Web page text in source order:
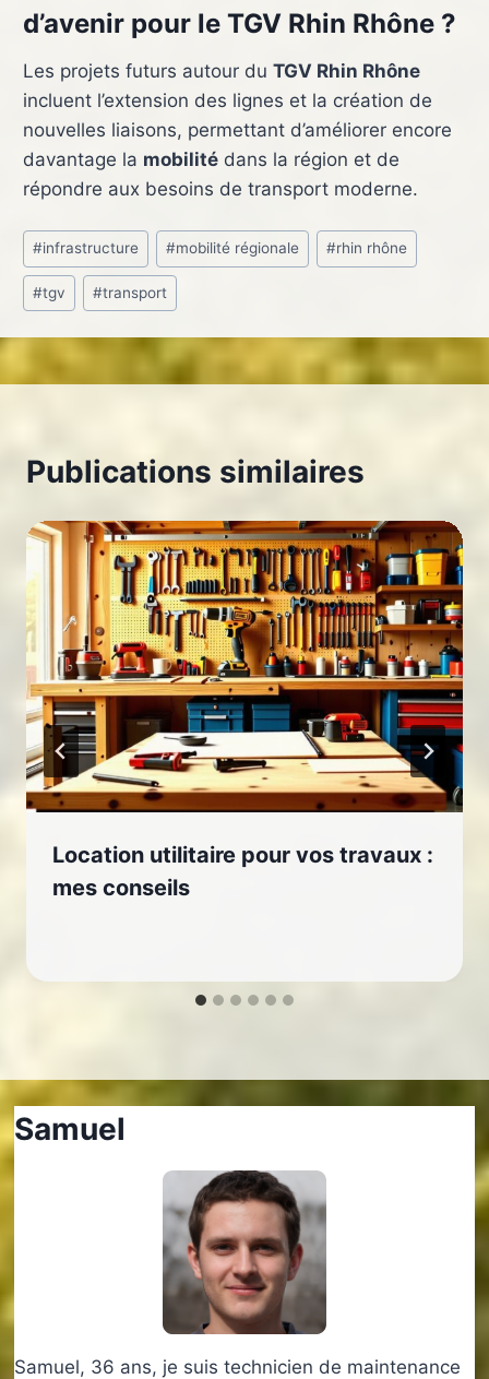
d’avenir pour le TGV Rhin Rhône ?
Les projets futurs autour du TGV Rhin Rhône
incluent l’extension des lignes et la création de
nouvelles liaisons, permettant d’améliorer encore
davantage la mobilitédans la région et de
répondre aux besoins de transport moderne.
Étiquettes
de
la
#infrastructure #mobilité régionale #rhin rhône
#tgv #transport
Publications similaires
Location utilitaire pour vos travaux :
mes conseils
Samuel
Samuel, 36 ans, je suis technicien de maintenance